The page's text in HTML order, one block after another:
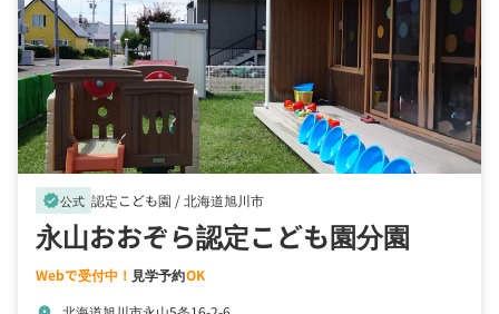
verified公式 認定こども園 /北海道旭川市
永山おおぞら認定こども園分園
Webで受付中！ 見学予約OK